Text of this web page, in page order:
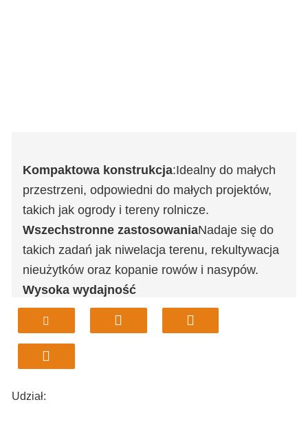
Kompaktowa konstrukcja:Idealny do małych
przestrzeni, odpowiedni do małych projektów,
takich jak ogrody i tereny rolnicze.
Wszechstronne zastosowaniaNadaje się do
takich zadań jak niwelacja terenu, rekultywacja
nieużytków oraz kopanie rowów i nasypów.
Wysoka wydajność
operacyjna
:Zaprojektowane do szybkiej i
wydajnej pracy w rolnictwie.
Trwała konstrukcja
do długotrwałego użytkowania w różnych
środowiskach budowlanych.
Udział: